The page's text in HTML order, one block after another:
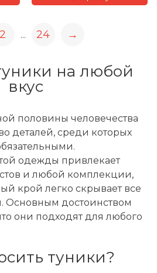
2 ... 24 →
на любой
вкус
половины человечества
деталей, среди которых
одежды привлекает
и любой комплекции,
крой легко скрывает все
Основным достоинством
они подходят для любого
туники?